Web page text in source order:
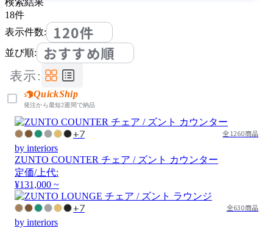
検索結果
18件
表示件数:
120件
並び順: おすすめ順
表示:
QuickShip
発注から最短2週間で納品
+7 全1260商品
by interiors
ZUNTO COUNTER チェア / ズント カウンター
定価/上代:
¥131,000 ~
+7 全630商品
by interiors